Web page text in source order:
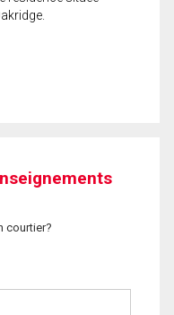
courtier?